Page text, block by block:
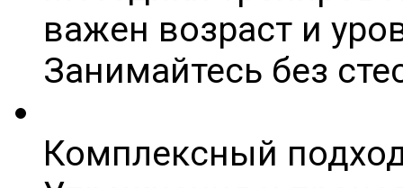
важен возраст и
Занимайтесь без
Комплексный